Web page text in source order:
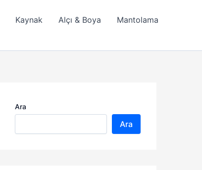
Kaynak Alçı & Boya Mantolama
Ara
Ara